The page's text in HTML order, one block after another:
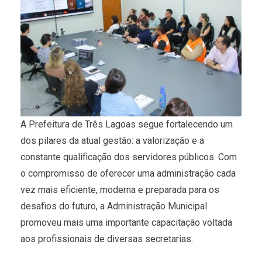
A Prefeitura de Três Lagoas segue fortalecendo um
dos pilares da atual gestão: a valorização e a
constante qualificação dos servidores públicos. Com
o compromisso de oferecer uma administração cada
vez mais eficiente, moderna e preparada para os
desafios do futuro, a Administração Municipal
promoveu mais uma importante capacitação voltada
aos profissionais de diversas secretarias.